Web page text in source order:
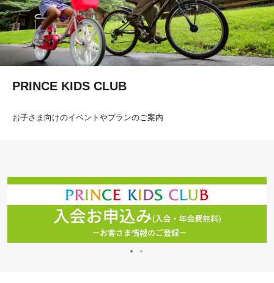
PRINCE KIDS CLUB
お子さま向けのイベントやプランのご案内